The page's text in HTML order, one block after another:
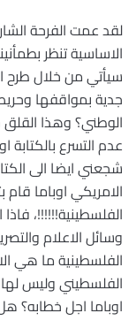
لقد عمت الفرحة
الاساسية تنظر
سيأتي من خلال طرح
جدية بمواقفها
الوطني؟ وهذا
عدم التسرع بالكتابة
شجعني ايضا الى
الامريكي اوباما
الفلسطينية!!!!!!،
وسائل الاعلام
الفلسطينية ما هي
الفلسطيني وليس لها
اوباما اجل